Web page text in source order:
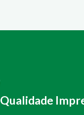
Qualidade